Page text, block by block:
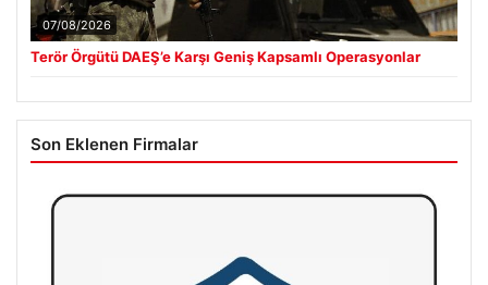
07/08/2026
Terör Örgütü DAEŞ’e Karşı Geniş Kapsamlı Operasyonlar
Son Eklenen Firmalar